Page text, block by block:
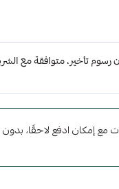
على 5 دفعات مع إمكان ادفع لاحقًا،